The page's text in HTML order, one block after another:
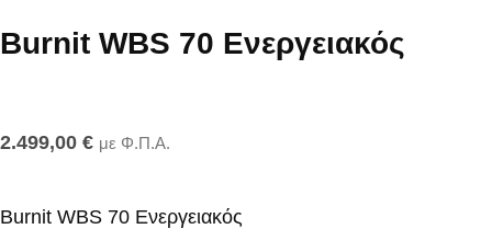
Burnit WBS 70 Ενεργειακός
2.499,00 € με Φ.Π.Α.
Burnit WBS 70 Ενεργειακός